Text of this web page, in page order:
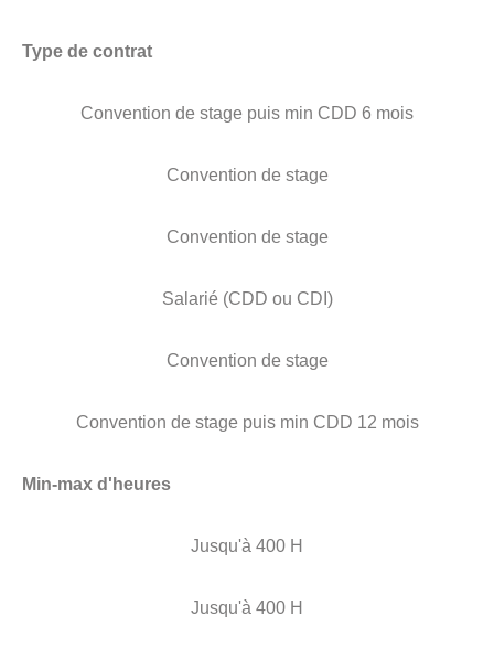
Type de contrat
Convention de stage puis min CDD 6 mois
Convention de stage
Convention de stage
Salarié (CDD ou CDI)
Convention de stage
Convention de stage puis min CDD 12 mois
Min-max d'heures
Jusqu'à 400 H
Jusqu'à 400 H